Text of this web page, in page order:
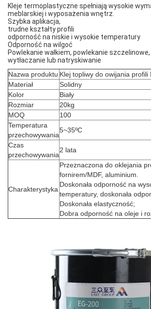
Kleje termoplastyczne spełniają wysokie
meblarskiej i wyposażenia wnętrz.
Szybka aplikacja,
trudne kształty profili
odporność na niskie i wysokie temperatury
Odporność na wilgoć
Powlekanie wałkiem, powlekanie
wytłaczanie lub natryskiwanie
Nazwa produktu Klej topliwy do owijania profili
Materiał
Solidny
Kolor
Biały
Rozmiar
20kg
MOQ
100
Temperatura
przechowywania
5~35ºC
Czas
przechowywania
2 lata
Charakterystyka
Przeznaczona do oklejania
fornirem/MDF, aluminium.
Doskonała odporność na
temperatury, doskonała
Doskonała elastyczność;
Dobra odporność na oleje i